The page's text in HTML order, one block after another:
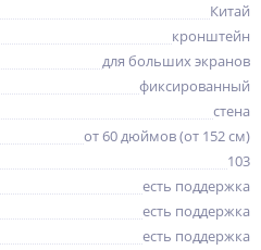
Китай
кронштейн
для больших экранов
фиксированный
стена
от 60 дюймов (от 152 см)
103
есть поддержка
есть поддержка
есть поддержка